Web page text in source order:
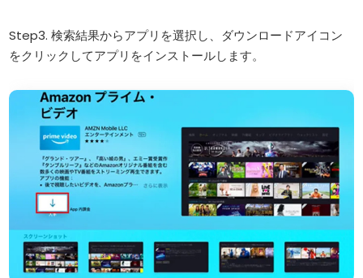
Step3. 検索結果からアプリを選択し、ダウンロードアイコン
をクリックしてアプリをインストールします。